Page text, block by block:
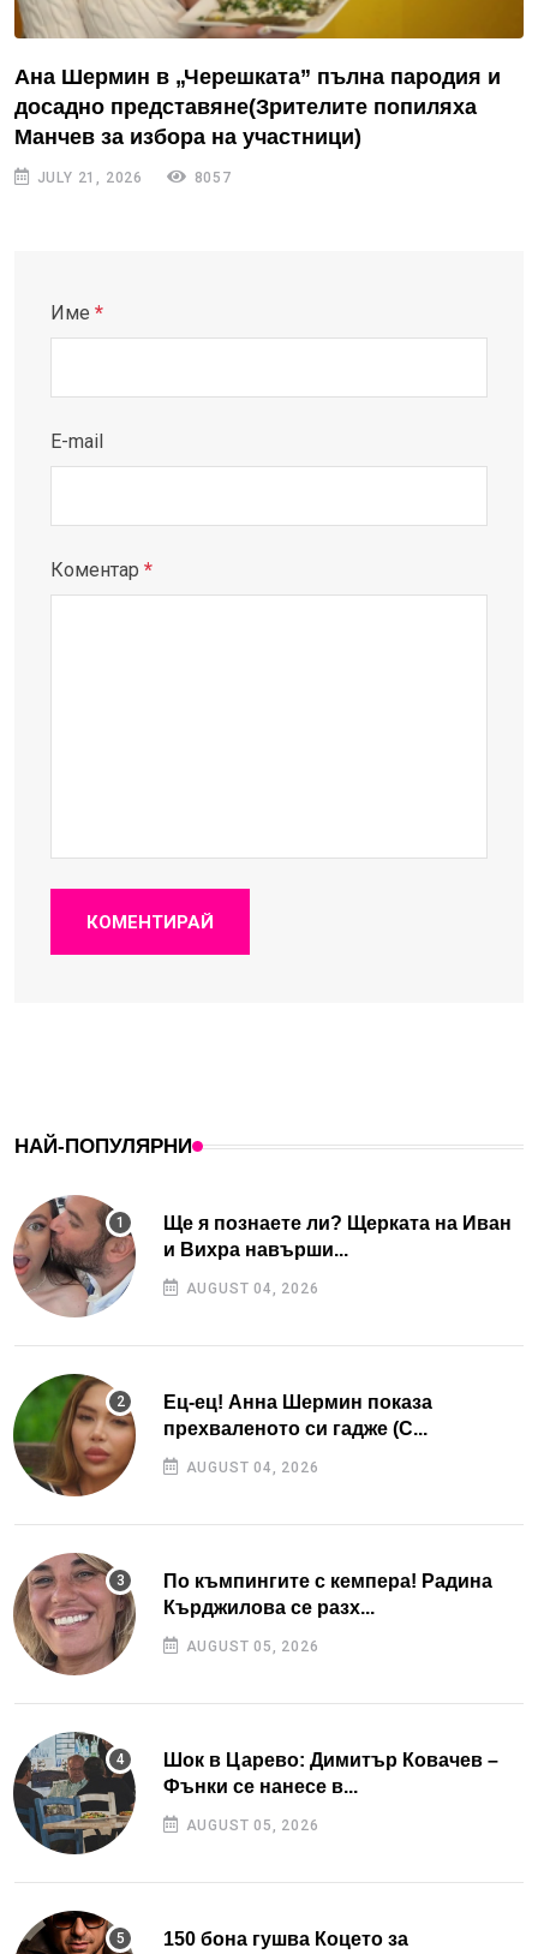
Ана Шермин в „Черешката” пълна пародия и
досадно представяне(Зрителите попиляха
Манчев за избора на участници)
JULY 21, 2026 8057
Име *
E-mail
Коментар *
КОМЕНТИРАЙ
НАЙ-ПОПУЛЯРНИ
Ще я познаете ли? Щерката на Иван
и Вихра навърши...
AUGUST 04, 2026
Ец-ец! Анна Шермин показа
прехваленото си гадже (С...
AUGUST 04, 2026
По къмпингите с кемпера! Радина
Кърджилова се разх...
AUGUST 05, 2026
Шок в Царево: Димитър Ковачев –
Фънки се нанесе в...
AUGUST 05, 2026
150 бона гушва Коцето за